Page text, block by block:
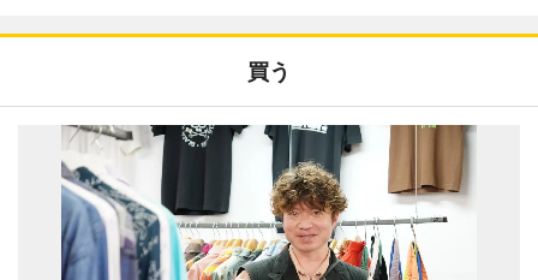
買う